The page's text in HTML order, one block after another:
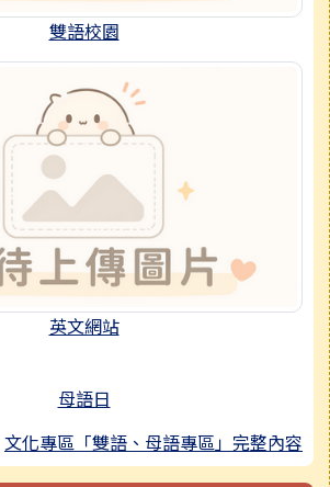
雙語校園
英文網站
母語日
文化專區「雙語、母語專區」完整內容